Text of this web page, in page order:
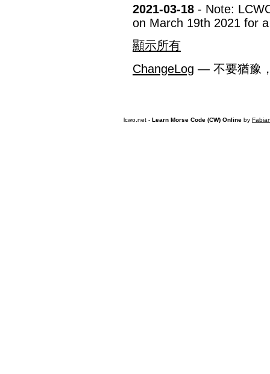
2021-03-18 - Note:
on March 19th 2021 for
顯示所有
ChangeLog — 不要猶豫
lcwo.net - Learn Morse Code (CW) Online by